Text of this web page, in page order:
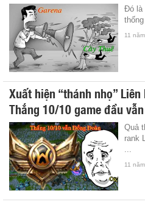
Đó là
11
Xuất hiện “thánh nhọ”
Thắng 10/10 game đầu
Quả
rank
11